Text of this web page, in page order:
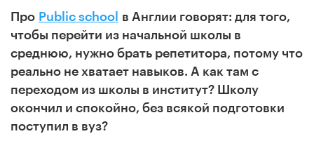
Про Public school
в Англии говорят: для того,
чтобы перейти из начальной школы в
среднюю, нужно брать репетитора, потому что
реально не хватает навыков. А как там с
переходом из школы в институт? Школу
окончил и спокойно, без всякой подготовки
поступил в вуз?